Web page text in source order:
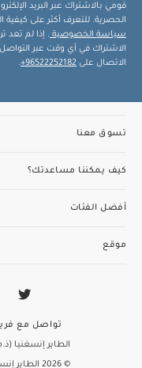
قومي بالاشتراك عبر البريد
الحصرية. للتعرف أكثر على كيفية
سياسة الخصوصية . إذا لم تعد
الاشتراك في أي وقت عبر التواصل
الاتصال على 96522252182+
.
تسوق معنا
كيف يمكننا مساعدتك؟
أفضل الفئات
موقع
الطاير إنسغنيا
© 2026 الطاير إنسغنيا (ذ.م.م). جميع الحقوق محفوظة
تواصل مع